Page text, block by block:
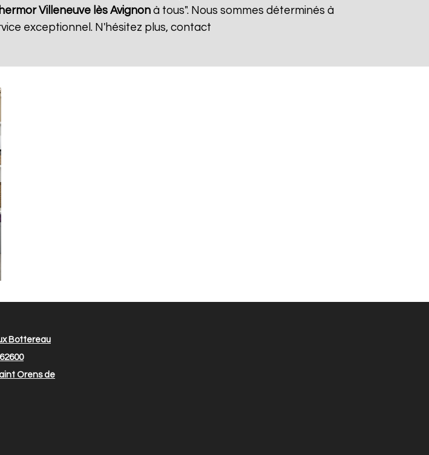
Villeneuve lès Avignon à tous". Nous sommes déterminés à
exceptionnel. N'hésitez plus, contact
Bottereau
Orens de